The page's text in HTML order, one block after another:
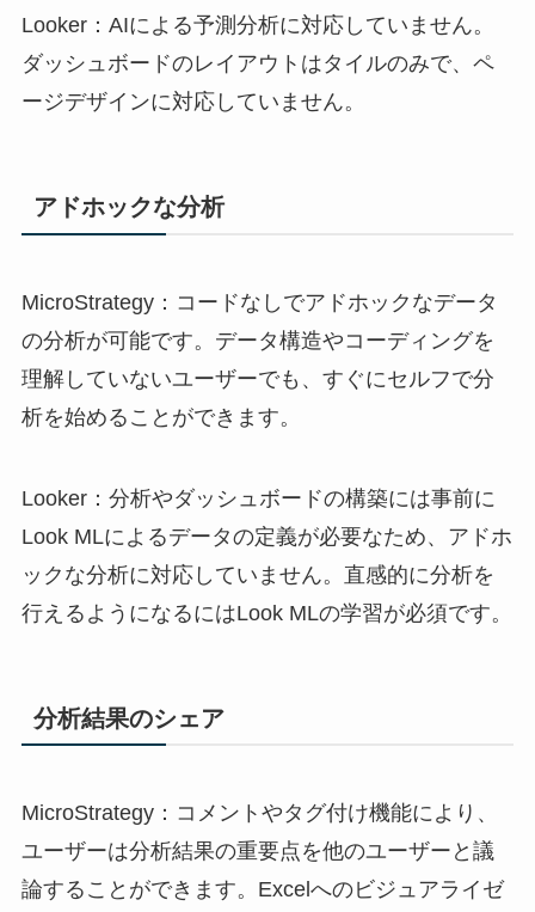
Looker：AIによる予測分析に対応していません。
ダッシュボードのレイアウトはタイルのみで、ペ
ージデザインに対応していません。
アドホックな分析
MicroStrategy：コードなしでアドホックなデータ
の分析が可能です。データ構造やコーディングを
理解していないユーザーでも、すぐにセルフで分
析を始めることができます。
Looker：分析やダッシュボードの構築には事前に
Look MLによるデータの定義が必要なため、アドホ
ックな分析に対応していません。直感的に分析を
行えるようになるにはLook MLの学習が必須です。
分析結果のシェア
MicroStrategy：コメントやタグ付け機能により、
ユーザーは分析結果の重要点を他のユーザーと議
論することができます。Excelへのビジュアライゼ